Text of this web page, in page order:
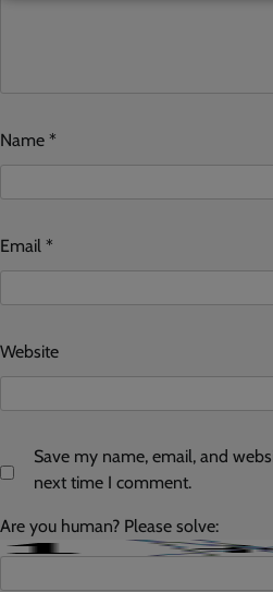
Name *
Email *
Website
Save my name, email, and
next time I comment.
Are you human? Please solve: